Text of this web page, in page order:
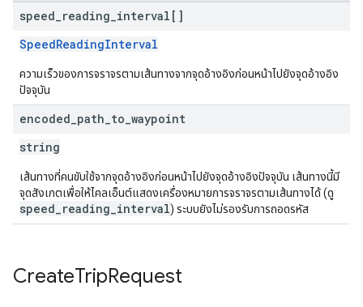
speed reading interval[]
SpeedReadingInterval
ความเร็วของการจราจรตามเส้นทางจากจุดอ้างอิงก่อนหน้าไปยังจุดอ้างอิง
ปัจจุบัน
encoded path to waypoint
string
เส้นทางที่คนขับใช้จากจุดอ้างอิงก่อนหน้าไปยังจุดอ้างอิงปัจจุบัน เส้นทางนี้มี
จุดสังเกตเพื่อให้ไคลเอ็นต์แสดงเครื่องหมายการจราจรตามเส้นทางได้ (ดู
speed_reading_interval) ระบบยังไม่รองรับการถอดรหัส
CreateTripRequest